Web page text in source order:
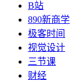
B站
890新商学
极客时间
视觉设计
三节课
财经